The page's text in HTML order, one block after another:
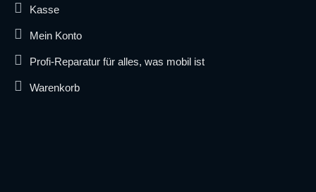
Kasse
Mein Konto
Profi-Reparatur für alles, was mobil ist
Warenkorb